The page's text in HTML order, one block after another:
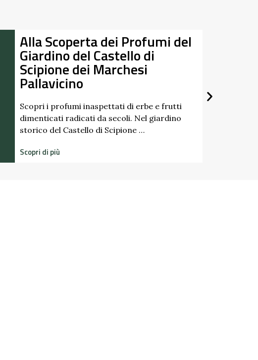
Alla Scoperta dei Profumi del
Giardino del Castello di
Scipione dei Marchesi
Pallavicino
Scopri i profumi inaspettati di erbe e frutti
dimenticati radicati da secoli. Nel giardino
storico del Castello di Scipione …
Scopri di più